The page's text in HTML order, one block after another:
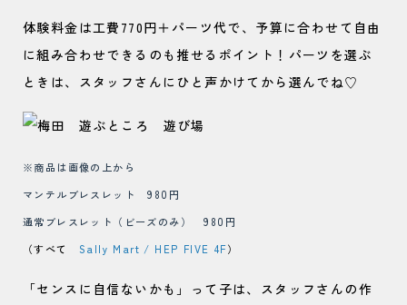
体験料金は工費770円＋パーツ代で、予算に合わせて自由
に組み合わせできるのも推せるポイント！パーツを選ぶ
ときは、スタッフさんにひと声かけてから選んでね♡
※商品は画像の上から
マンテルブレスレット 980円
通常ブレスレット（ビーズのみ） 980円
（すべて Sally Mart / HEP FIVE 4F）
「センスに自信ないかも」って子は、スタッフさんの作